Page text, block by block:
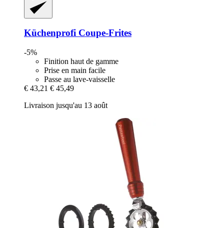
Küchenprofi Coupe-​Frites
-5%
Finition haut de gamme
Prise en main facile
Passe au lave-vaisselle
€ 43,21 € 45,49
Livraison jusqu'au 13 août